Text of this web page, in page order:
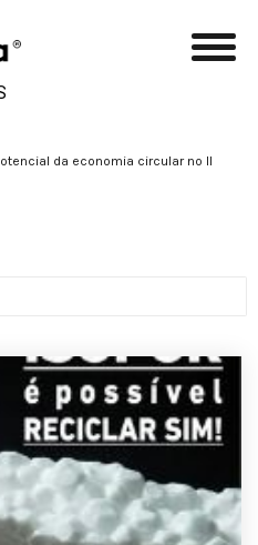
da economia circular no II